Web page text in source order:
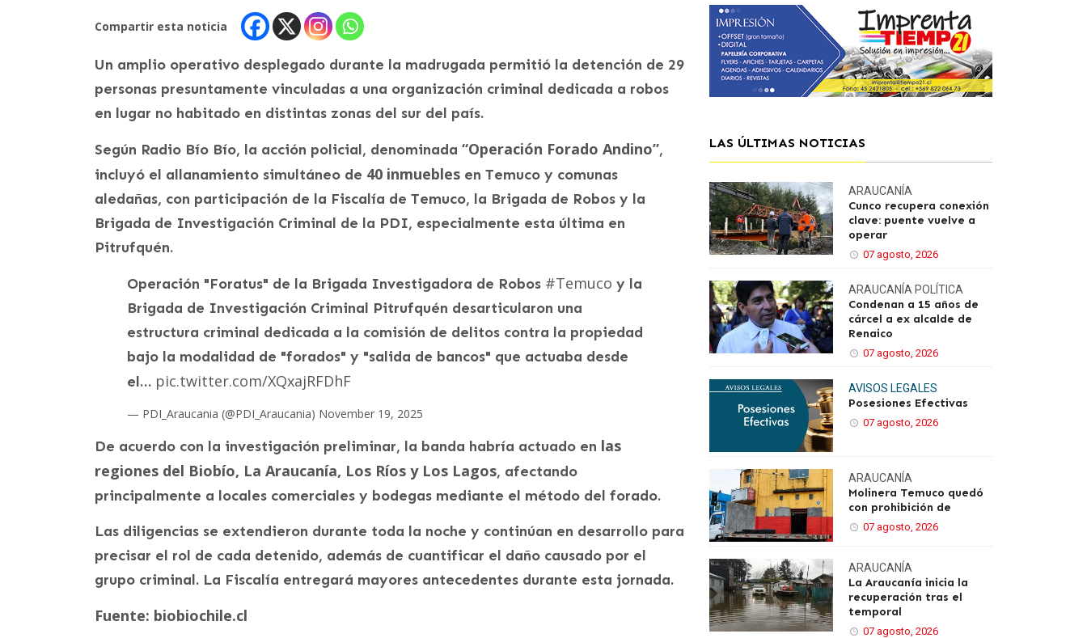
Compartir esta noticia
Un amplio operativo desplegado durante la madrugada permitió la detención de 29
personas presuntamente vinculadas a una organización criminal dedicada a robos
en lugar no habitado en distintas zonas del sur del país.
Según Radio Bío Bío, la acción policial, denominada “Operación Forado Andino”,
incluyó el allanamiento simultáneo de 40 inmuebles en Temuco y comunas
aledañas, con participación de la Fiscalía de Temuco, la Brigada de Robos y la
Brigada de Investigación Criminal de la PDI, especialmente esta última en
Pitrufquén.
Operación "Foratus" de la Brigada Investigadora de Robos #Temuco y la
Brigada de Investigación Criminal Pitrufquén desarticularon una
estructura criminal dedicada a la comisión de delitos contra la propiedad
bajo la modalidad de "forados" y "salida de bancos" que actuaba desde
el… pic.twitter.com/XQxajRFDhF
— PDI_Araucania (@PDI_Araucania) November 19, 2025
De acuerdo con la investigación preliminar, la banda habría actuado en las
regiones del Biobío, La Araucanía, Los Ríos y Los Lagos, afectando
principalmente a locales comerciales y bodegas mediante el método del forado.
Las diligencias se extendieron durante toda la noche y continúan en desarrollo para
precisar el rol de cada detenido, además de cuantificar el daño causado por el
grupo criminal. La Fiscalía entregará mayores antecedentes durante esta jornada.
Fuente: biobiochile.cl
LAS ÚLTIMAS NOTICIAS
ARAUCANÍA
Cunco recupera conexión
clave: puente vuelve a
operar
07 agosto, 2026
ARAUCANÍA POLÍTICA
Condenan a 15 años de
cárcel a ex alcalde de
Renaico
07 agosto, 2026
AVISOS LEGALES
Posesiones Efectivas
07 agosto, 2026
ARAUCANÍA
Molinera Temuco quedó
con prohibición de
07 agosto, 2026
ARAUCANÍA
La Araucanía inicia la
recuperación tras el
temporal
07 agosto, 2026